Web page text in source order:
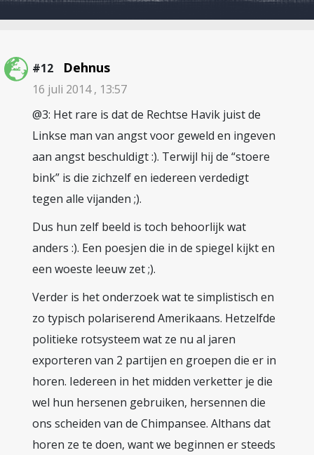
#12 Dehnus
16 juli 2014 , 13:57
@3: Het rare is dat de Rechtse Havik juist de
Linkse man van angst voor geweld en ingeven
aan angst beschuldigt :). Terwijl hij de “stoere
bink” is die zichzelf en iedereen verdedigt
tegen alle vijanden ;).
Dus hun zelf beeld is toch behoorlijk wat
anders :). Een poesjen die in de spiegel kijkt en
een woeste leeuw zet ;).
Verder is het onderzoek wat te simplistisch en
zo typisch polariserend Amerikaans. Hetzelfde
politieke rotsysteem wat ze nu al jaren
exporteren van 2 partijen en groepen die er in
horen. Iedereen in het midden verketter je die
wel hun hersenen gebruiken, hersennen die
ons scheiden van de Chimpansee. Althans dat
horen ze te doen, want we beginnen er steeds